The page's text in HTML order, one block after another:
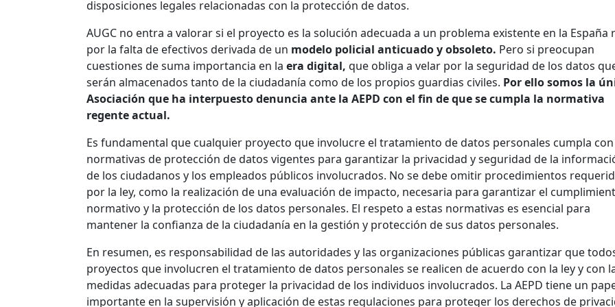
disposiciones legales relacionadas con la protección de datos.
AUGC no entra a valorar si el proyecto es la solución adecuada a un problema existente en la España
por la falta de efectivos derivada de un modelo policial anticuado y obsoleto. Pero si preocupan
cuestiones de suma importancia en la era digital, que obliga a velar por la seguridad de los datos
serán almacenados tanto de la ciudadanía como de los propios guardias civiles. Por ello somos la
Asociación que ha interpuesto denuncia ante la AEPD con el fin de que se cumpla la normativa
regente actual.
Es fundamental que cualquier proyecto que involucre el tratamiento de datos personales cumpla
normativas de protección de datos vigentes para garantizar la privacidad y seguridad de la
de los ciudadanos y los empleados públicos involucrados. No se debe omitir procedimientos
por la ley, como la realización de una evaluación de impacto, necesaria para garantizar el
normativo y la protección de los datos personales. El respeto a estas normativas es esencial para
mantener la confianza de la ciudadanía en la gestión y protección de sus datos personales.
En resumen, es responsabilidad de las autoridades y las organizaciones públicas garantizar que
proyectos que involucren el tratamiento de datos personales se realicen de acuerdo con la ley y con
medidas adecuadas para proteger la privacidad de los individuos involucrados. La AEPD tiene un
importante en la supervisión y aplicación de estas regulaciones para proteger los derechos de